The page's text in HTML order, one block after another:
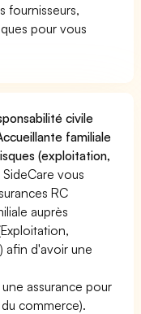
fournisseurs,
pour vous
civile
familiale
(exploitation,
SideCare vous
RC
auprès
afin d'avoir une
assurance pour
commerce).